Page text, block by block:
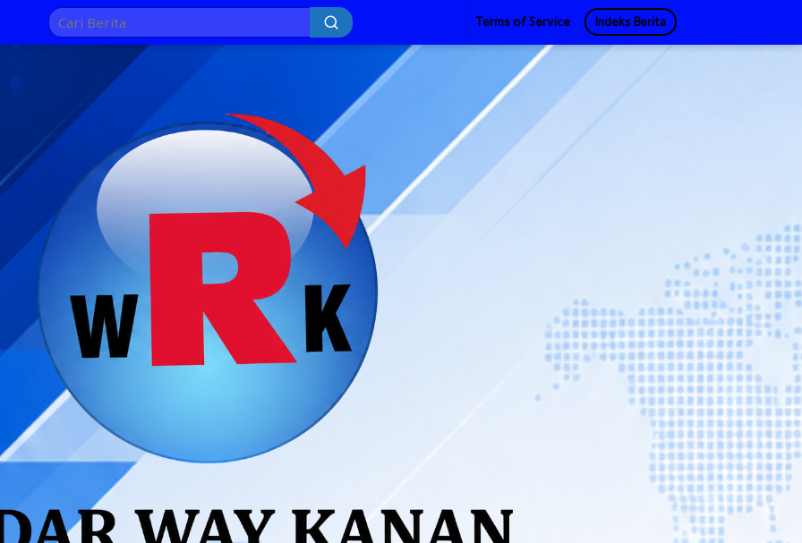
Terms of Service Indeks Berita